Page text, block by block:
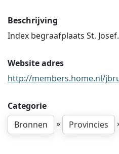
Beschrijving
Index begraafplaats St. Josef.
Website adres
http://members.home.nl/
Categorie
Bronnen
» Provincies